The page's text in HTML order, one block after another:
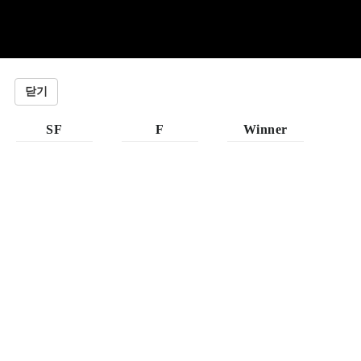
닫기
SF F Winner